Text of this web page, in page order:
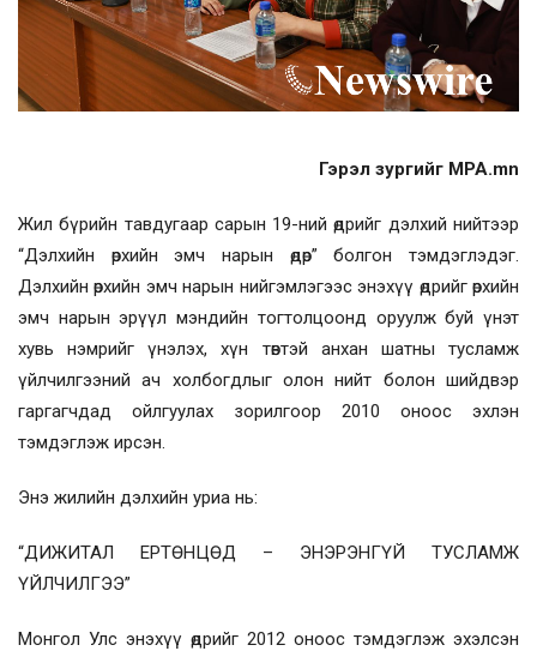
Гэрэл зургийг MPA.mn
Жил бүрийн тавдугаар сарын 19-ний өдрийг дэлхий нийтээр
“Дэлхийн өрхийн эмч нарын өдөр” болгон тэмдэглэдэг.
Дэлхийн өрхийн эмч нарын нийгэмлэгээс энэхүү өдрийг өрхийн
эмч нарын эрүүл мэндийн тогтолцоонд оруулж буй үнэт
хувь нэмрийг үнэлэх, хүн төвтэй анхан шатны тусламж
үйлчилгээний ач холбогдлыг олон нийт болон шийдвэр
гаргагчдад ойлгуулах зорилгоор 2010 оноос эхлэн
тэмдэглэж ирсэн.
Энэ жилийн дэлхийн уриа нь:
“ДИЖИТАЛ ЕРТӨНЦӨД – ЭНЭРЭНГҮЙ ТУСЛАМЖ
ҮЙЛЧИЛГЭЭ”
Монгол Улс энэхүү өдрийг 2012 оноос тэмдэглэж эхэлсэн